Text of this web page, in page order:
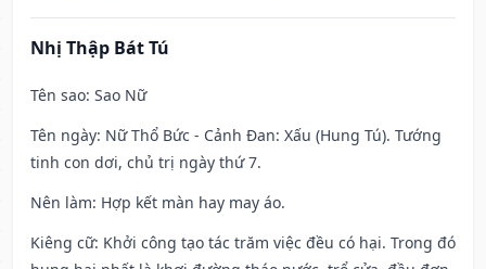
Nhị Thập Bát Tú
Tên sao: Sao Nữ
Tên ngày: Nữ Thổ Bức - Cảnh Đan: Xấu (Hung Tú). Tướng
tinh con dơi, chủ trị ngày thứ 7.
Nên làm: Hợp kết màn hay may áo.
Kiêng cữ: Khởi công tạo tác trăm việc đều có hại. Trong đó